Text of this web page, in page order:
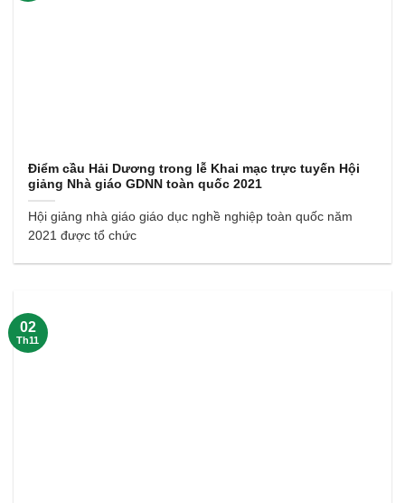
Điểm cầu Hải Dương trong lễ Khai mạc trực tuyến Hội
giảng Nhà giáo GDNN toàn quốc 2021
Hội giảng nhà giáo giáo dục nghề nghiệp toàn quốc năm
2021 được tổ chức
02
Th11